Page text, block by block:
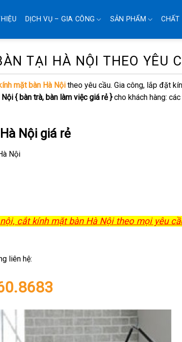
DỊCH VỤ – GIA CÔNG SẢN PHẨM CHẤT
TẠI HÀ NỘI THEO YÊU
mặt bàn Hà Nội theo yêu cầu. Gia công, lắp đặt
{ bàn trà, bàn làm việc giá rẻ }cho khách hàng:
Nội giá rẻ
Nội
cắt kính mặt bàn Hà Nội theo mọi yêu
liên hệ: